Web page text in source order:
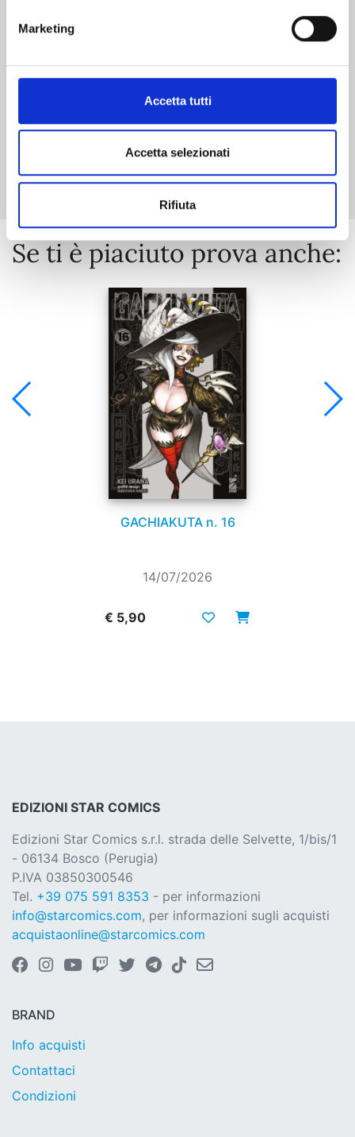
Marketing
Accetta tutti
Accetta selezionati
Rifiuta
Mostra tutto
Se ti è piaciuto prova anche:
GACHIAKUTA n. 16
14/07/2026
€ 5,90
EDIZIONI STAR COMICS
Edizioni Star Comics s.r.l. strada delle Selvette, 1/bis/1
- 06134 Bosco (Perugia)
P.IVA 03850300546
Tel. +39 075 591 8353 - per informazioni
info@starcomics.com, per informazioni sugli acquisti
acquistaonline@starcomics.com
BRAND
Info acquisti
Contattaci
Condizioni